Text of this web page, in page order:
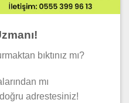
bıktınız mı?
mı
adrestesiniz!